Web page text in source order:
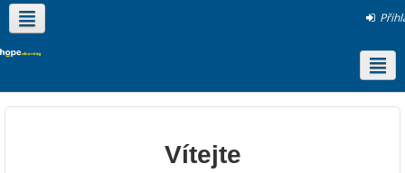
Čeština ‎(cs)‎
Vítejte